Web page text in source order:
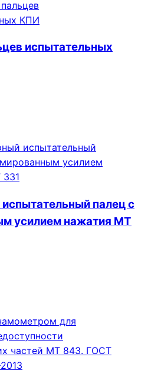
испытательных
палец с
усилием нажатия МТ